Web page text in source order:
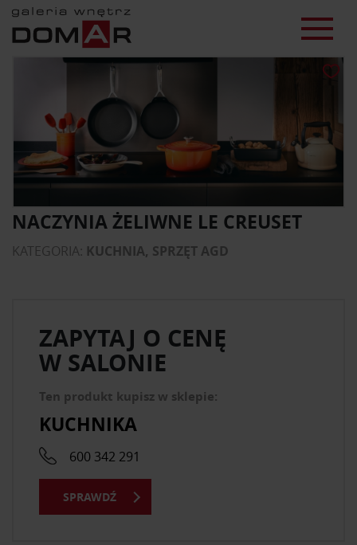
NACZYNIA ŻELIWNE LE CREUSET
KATEGORIA: KUCHNIA, SPRZĘT AGD
ZAPYTAJ O CENĘ
W SALONIE
Ten produkt kupisz w sklepie:
KUCHNIKA
600 342 291
SPRAWDŹ